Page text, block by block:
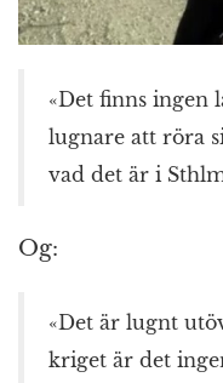
«Det finns ingen
lugnare att röra
vad det är i
Og:
«Det är lugnt
kriget är det